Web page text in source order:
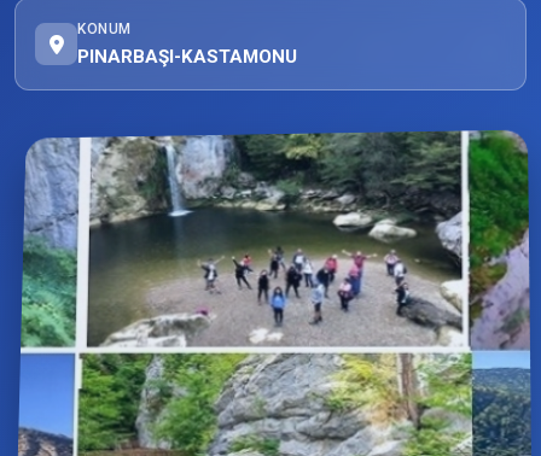
KONUM
PINARBAŞI-KASTAMONU